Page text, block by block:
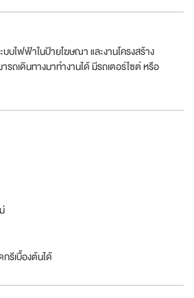
บไฟฟ้าในป้ายโฆษณา และงานโครงสร้าง
รถเดินทางมาทำงานได้ มีรถเตอร์ไซต์ หรือ
รีเบื้องต้นได้